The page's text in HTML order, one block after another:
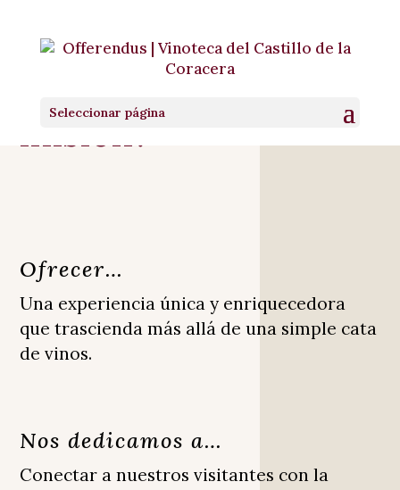
Seleccionar página
¿Cual es nuestra
misión?
Ofrecer…
Una experiencia única y enriquecedora
que trascienda más allá de una simple cata
de vinos.
Nos dedicamos a…
Conectar a nuestros visitantes con la